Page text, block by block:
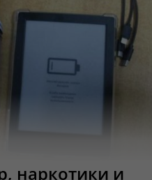
наркотики и